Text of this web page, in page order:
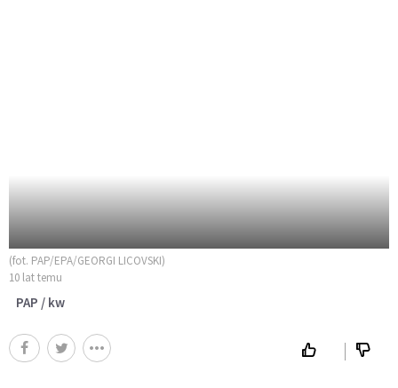
(fot. PAP/EPA/GEORGI LICOVSKI)
10 lat temu
PAP / kw